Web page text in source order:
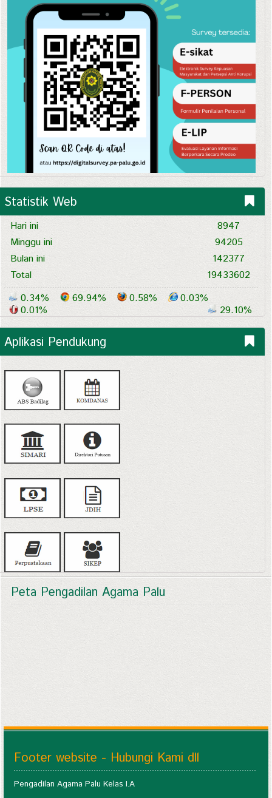
Statistik Web
Hari ini
Minggu ini
Bulan ini
Total
8947
94205
142377
19433602
0.34%
69.94% 0.58%
0.03%
0.01%
29.10%
Aplikasi Pendukung
Peta Pengadilan Agama Palu
Footer website - Hubungi Kami dll
Pengadilan Agama Palu Kelas I.A